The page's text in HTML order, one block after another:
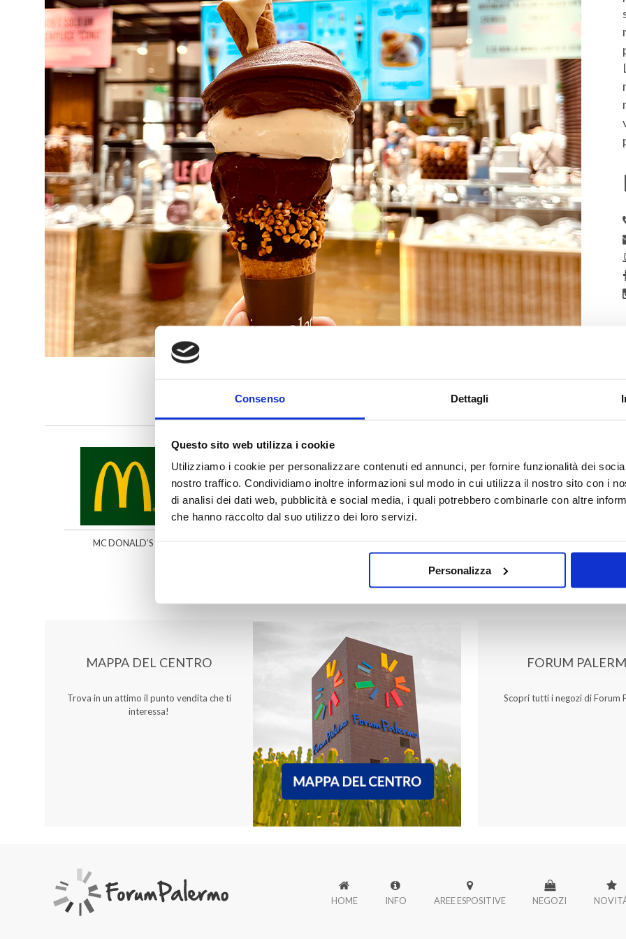
Consenso Dettagli
Questo sito web utilizza i cookie
Utilizziamo i cookie per personalizzare contenuti ed annunci, per fornire funzionalità dei
nostro traffico. Condividiamo inoltre informazioni sul modo in cui utilizza il nostro sito con i
di analisi dei dati web, pubblicità e social media, i quali potrebbero combinarle con altre
che hanno raccolto dal suo utilizzo dei loro servizi.
Personalizza
ALTRI NEGOZI NELLA STESSA CATEGORIA
MC DONALD’S
MAPPA DEL CENTRO
Trova in un attimo il punto vendita che ti
interessa!
FORUM
Scopri tutti i negozi di Forum
HOME INFO AREE ESPOSITIVE NEGOZI